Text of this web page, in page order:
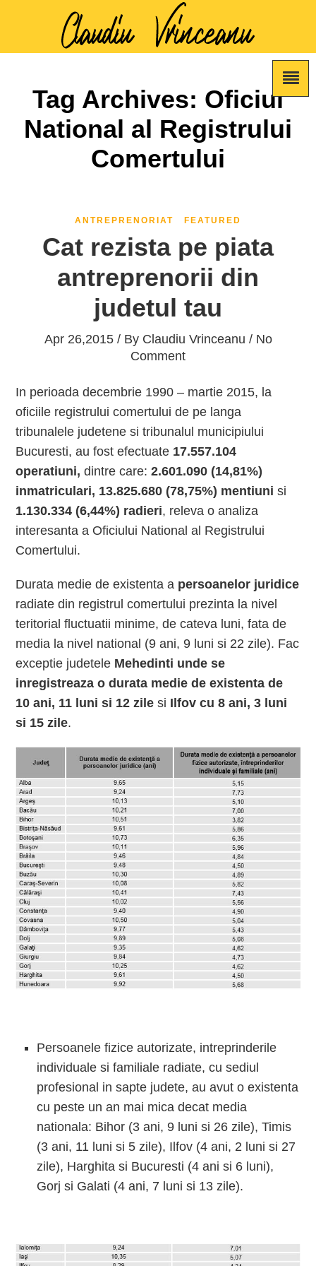
Tag Archives: Oficiul
National al Registrului
Comertului
ANTREPRENORIAT FEATURED
Cat rezista pe piata
antreprenorii din
judetul tau
Apr 26,2015 / By Claudiu Vrinceanu / No
Comment
In perioada decembrie 1990 – martie 2015, la
oficiile registrului comertului de pe langa
tribunalele judetene si tribunalul municipiului
Bucuresti, au fost efectuate 17.557.104
operatiuni,dintre care: 2.601.090 (14,81%)
inmatriculari, 13.825.680 (78,75%) mentiunisi
1.130.334 (6,44%) radieri, releva o analiza
interesanta a Oficiului National al Registrului
Comertului.
Durata medie de existenta a persoanelor juridice
radiate din registrul comertului prezinta la nivel
teritorial fluctuatii minime, de cateva luni, fata de
media la nivel national (9 ani, 9 luni si 22 zile). Fac
exceptie judetele Mehedinti unde se
inregistreaza o durata medie de existenta de
10 ani, 11 luni si 12 zilesi Ilfov cu 8 ani, 3 luni
si 15 zile.
Persoanele fizice autorizate, intreprinderile
individuale si familiale radiate, cu sediul
profesional in sapte judete, au avut o existenta
cu peste un an mai mica decat media
nationala: Bihor (3 ani, 9 luni si 26 zile), Timis
(3 ani, 11 luni si 5 zile), Ilfov (4 ani, 2 luni si 27
zile), Harghita si Bucuresti (4 ani si 6 luni),
Gorj si Galati (4 ani, 7 luni si 13 zile).